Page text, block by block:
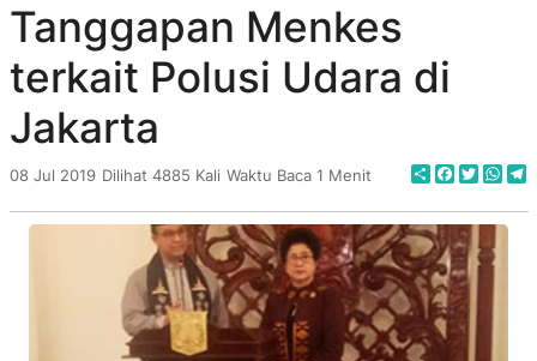
Tanggapan Menkes
terkait Polusi Udara di
Jakarta
08 Jul 2019 Dilihat 4885 Kali Waktu Baca 1 Menit Share